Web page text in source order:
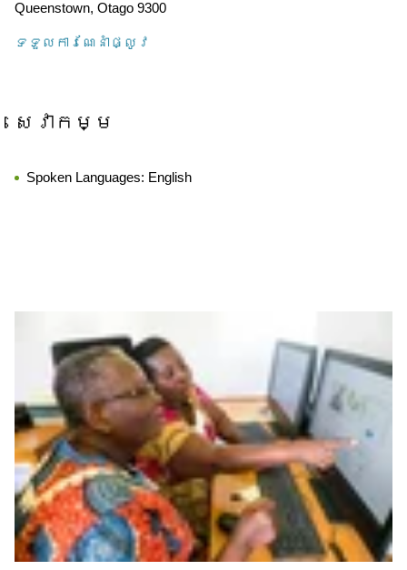
Queenstown, Otago 9300
ទទួល​ការណែនាំ​ផ្លូវ
សេវាកម្ម
Spoken Languages: English